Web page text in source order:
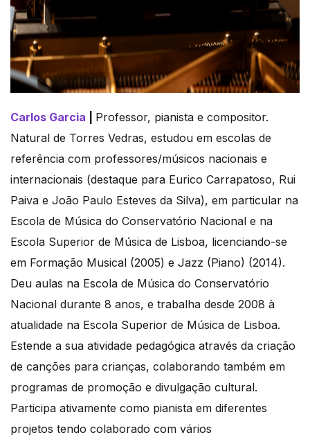
Carlos Garcia
Professor, pianista e compositor.
Natural de Torres Vedras, estudou em escolas de
referência com professores/músicos nacionais e
internacionais (destaque para Eurico Carrapatoso, Rui
Paiva e João Paulo Esteves da Silva), em particular na
Escola de Música do Conservatório Nacional e na
Escola Superior de Música de Lisboa, licenciando-se
em Formação Musical (2005) e Jazz (Piano) (2014).
Deu aulas na Escola de Música do Conservatório
Nacional durante 8 anos, e trabalha desde 2008 à
atualidade na Escola Superior de Música de Lisboa.
Estende a sua atividade pedagógica através da criação
de canções para crianças, colaborando também em
programas de promoção e divulgação cultural.
Participa ativamente como pianista em diferentes
projetos tendo colaborado com vários